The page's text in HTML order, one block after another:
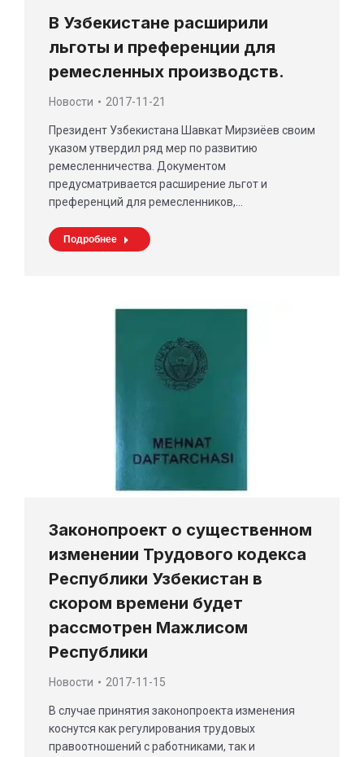
В Узбекистане расширили
льготы и преференции для
ремесленных производств.
Новости 2017-11-21
Президент Узбекистана Шавкат Мирзиёев своим
указом утвердил ряд мер по развитию
ремесленничества. Документом
предусматривается расширение льгот и
преференций для ремесленников,…
Подробнее
Законопроект о существенном
изменении Трудового кодекса
Республики Узбекистан в
скором времени будет
рассмотрен Мажлисом
Республики
Новости 2017-11-15
В случае принятия законопроекта изменения
коснутся как регулирования трудовых
правоотношений с работниками, так и